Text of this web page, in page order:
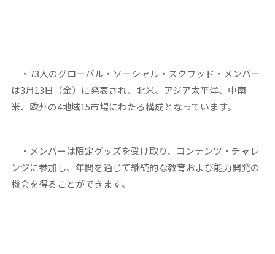
・73人のグローバル・ソーシャル・スクワッド・メンバー
は3月13日（金）に発表され、北米、アジア太平洋、中南
米、欧州の4地域15市場にわたる構成となっています。
・メンバーは限定グッズを受け取り、コンテンツ・チャレ
ンジに参加し、年間を通じて継続的な教育および能力開発の
機会を得ることができます。